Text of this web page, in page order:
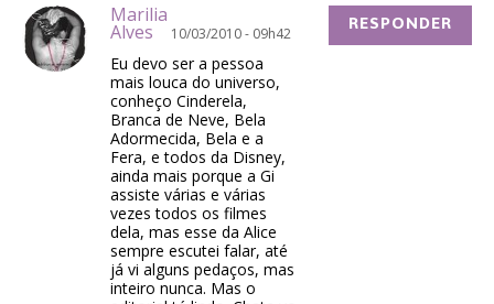
Marilia
Alves 10/03/2010 - 09h42
Eu devo ser a pessoa
mais louca do universo,
conheço Cinderela,
Branca de Neve, Bela
Adormecida, Bela e a
Fera, e todos da Disney,
ainda mais porque a Gi
assiste várias e várias
vezes todos os filmes
dela, mas esse da Alice
sempre escutei falar, até
já vi alguns pedaços, mas
inteiro nunca. Mas o
RESPONDER